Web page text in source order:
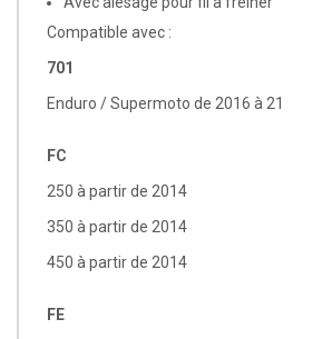
Compatible avec :
701
Enduro / Supermoto de 2016 à 21
FC
250 à partir de 2014
350 à partir de 2014
450 à partir de 2014
FE